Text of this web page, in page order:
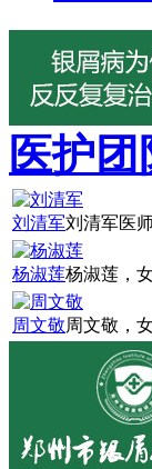
医护团
刘清军刘清军医
杨淑莲杨淑莲，
周文敬周文敬，